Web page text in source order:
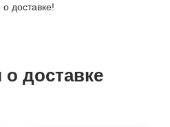
доставке!
доставке